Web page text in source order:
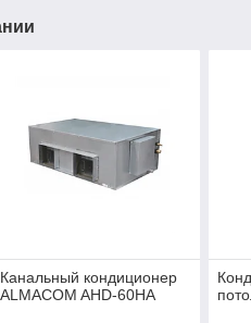
Канальный кондиционер
ALMACOM AHD-60HA